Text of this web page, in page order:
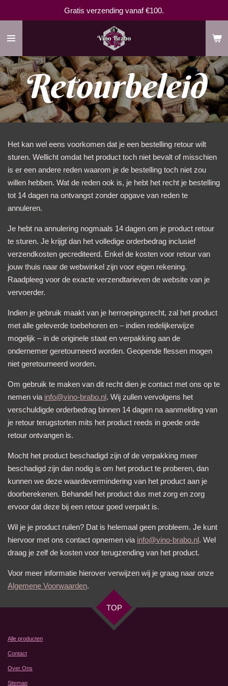
naar
hoofdinhoud
Gratis verzending vanaf €100.
Retourbeleid
Het kan wel eens voorkomen dat je een bestelling retour wilt
sturen. Wellicht omdat het product toch niet bevalt of misschien
is er een andere reden waarom je de bestelling toch niet zou
willen hebben. Wat de reden ook is, je hebt het recht je bestelling
tot 14 dagen na ontvangst zonder opgave van reden te
annuleren.
Je hebt na annulering nogmaals 14 dagen om je product retour
te sturen. Je krijgt dan het volledige orderbedrag inclusief
verzendkosten gecrediteerd. Enkel de kosten voor retour van
jouw thuis naar de webwinkel zijn voor eigen rekening.
Raadpleeg voor de exacte verzendtarieven de website van je
vervoerder.
Indien je gebruik maakt van je herroepingsrecht, zal het product
met alle geleverde toebehoren en – indien redelijkerwijze
mogelijk – in de originele staat en verpakking aan de
ondernemer geretourneerd worden. Geopende flessen mogen
niet geretourneerd worden.
Om gebruik te maken van dit recht dien je contact met ons op te
nemen via info@vino-brabo.nl. Wij zullen vervolgens het
verschuldigde orderbedrag binnen 14 dagen na aanmelding van
je retour terugstorten mits het product reeds in goede orde
retour ontvangen is.
Mocht het product beschadigd zijn of de verpakking meer
beschadigd zijn dan nodig is om het product te proberen, dan
kunnen we deze waardevermindering van het product aan je
doorberekenen. Behandel het product dus met zorg en zorg
ervoor dat deze bij een retour goed verpakt is.
Wil je je product ruilen? Dat is helemaal geen probleem. Je kunt
hiervoor met ons contact opnemen via info@vino-brabo.nl. Wel
draag je zelf de kosten voor terugzending van het product.
Voor meer informatie hierover verwijzen wij je graag naar onze
Algemene Voorwaarden.
TOP
Alle producten
Contact
Over Ons
Sitemap